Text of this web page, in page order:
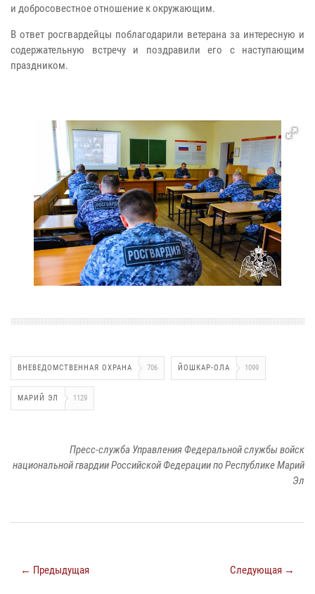
и добросовестное отношение к окружающим.
В ответ росгвардейцы поблагодарили ветерана за интересную и
содержательную встречу и поздравили его с наступающим
праздником.
ВНЕВЕДОМСТВЕННАЯ ОХРАНА 706 ЙОШКАР-ОЛА 1099
МАРИЙ ЭЛ 1129
Пресс-служба Управления Федеральной службы войск
национальной гвардии Российской Федерации по Республике Марий
Эл
← Предыдущая Следующая →